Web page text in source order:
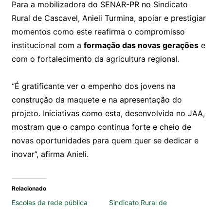
Para a mobilizadora do SENAR-PR no Sindicato
Rural de Cascavel, Anieli Turmina, apoiar e prestigiar
momentos como este reafirma o compromisso
institucional com a formação das novas geraçõese
com o fortalecimento da agricultura regional.
“É gratificante ver o empenho dos jovens na
construção da maquete e na apresentação do
projeto. Iniciativas como esta, desenvolvida no JAA,
mostram que o campo continua forte e cheio de
novas oportunidades para quem quer se dedicar e
inovar”, afirma Anieli.
Relacionado
Escolas da rede pública
Sindicato Rural de